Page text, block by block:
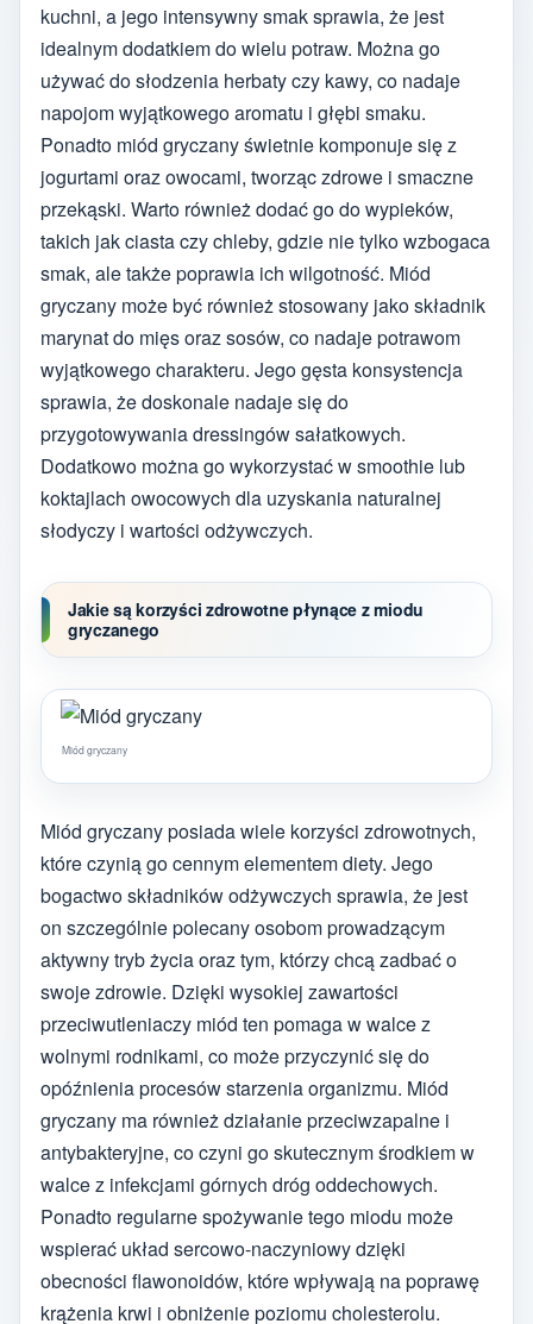
kuchni, a jego intensywny smak sprawia, że jest
idealnym dodatkiem do wielu potraw. Można go
używać do słodzenia herbaty czy kawy, co nadaje
napojom wyjątkowego aromatu i głębi smaku.
Ponadto miód gryczany świetnie komponuje się z
jogurtami oraz owocami, tworząc zdrowe i smaczne
przekąski. Warto również dodać go do wypieków,
takich jak ciasta czy chleby, gdzie nie tylko wzbogaca
smak, ale także poprawia ich wilgotność. Miód
gryczany może być również stosowany jako składnik
marynat do mięs oraz sosów, co nadaje potrawom
wyjątkowego charakteru. Jego gęsta konsystencja
sprawia, że doskonale nadaje się do
przygotowywania dressingów sałatkowych.
Dodatkowo można go wykorzystać w smoothie lub
koktajlach owocowych dla uzyskania naturalnej
słodyczy i wartości odżywczych.
Jakie są korzyści zdrowotne płynące z miodu
gryczanego
Miód gryczany
Miód gryczany posiada wiele korzyści zdrowotnych,
które czynią go cennym elementem diety. Jego
bogactwo składników odżywczych sprawia, że jest
on szczególnie polecany osobom prowadzącym
aktywny tryb życia oraz tym, którzy chcą zadbać o
swoje zdrowie. Dzięki wysokiej zawartości
przeciwutleniaczy miód ten pomaga w walce z
wolnymi rodnikami, co może przyczynić się do
opóźnienia procesów starzenia organizmu. Miód
gryczany ma również działanie przeciwzapalne i
antybakteryjne, co czyni go skutecznym środkiem w
walce z infekcjami górnych dróg oddechowych.
Ponadto regularne spożywanie tego miodu może
wspierać układ sercowo-naczyniowy dzięki
obecności flawonoidów, które wpływają na poprawę
krążenia krwi i obniżenie poziomu cholesterolu.